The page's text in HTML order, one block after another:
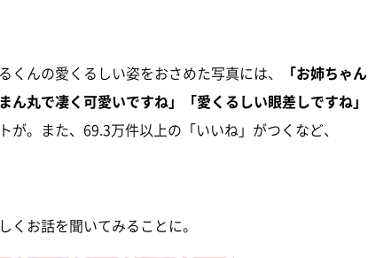
んの愛くるしい姿をおさめた写真には、
「お姉ちゃん
丸で凄く可愛いですね」「愛くるしい眼差しですね」
が。また、69.3万件以上の「いいね」がつくなど、
お話を聞いてみることに。